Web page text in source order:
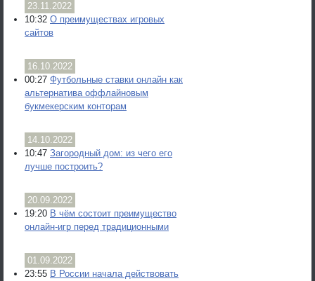
23.11.2022
10:32 О преимуществах игровых
сайтов
16.10.2022
00:27 Футбольные ставки онлайн как
альтернатива оффлайновым
букмекерским конторам
14.10.2022
10:47 Загородный дом: из чего его
лучше построить?
20.09.2022
19:20 В чём состоит преимущество
онлайн-игр перед традиционными
01.09.2022
23:55 В России начала действовать